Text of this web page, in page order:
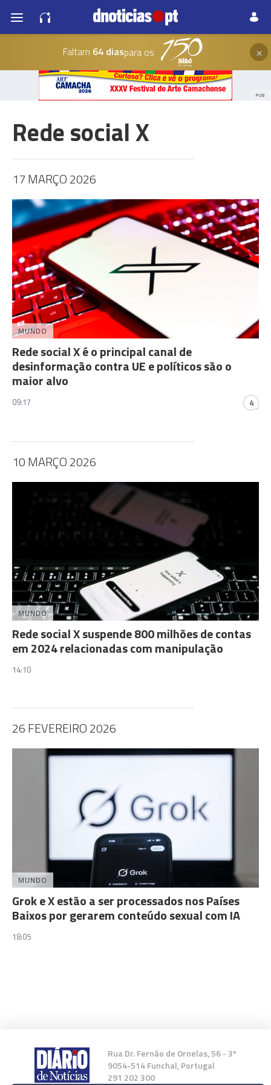
Faltam 64 diaspara os ×
PUB
Rede social X
17 MARÇO 2026
MUNDO
Rede social X é o principal canal de
desinformação contra UE e políticos são o
maior alvo
09:17 4
10 MARÇO 2026
MUNDO
Rede social X suspende 800 milhões de contas
em 2024 relacionadas com manipulação
14:10
26 FEVEREIRO 2026
MUNDO
Grok e X estão a ser processados nos Países
Baixos por gerarem conteúdo sexual com IA
18:05
Rua Dr. Fernão de Ornelas, 56 - 3º
9054-514 Funchal, Portugal
291 202 300